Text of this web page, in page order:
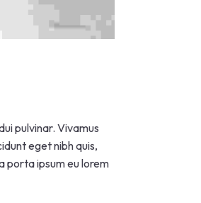
pulvinar. Vivamus
eget nibh quis,
porta ipsum eu lorem